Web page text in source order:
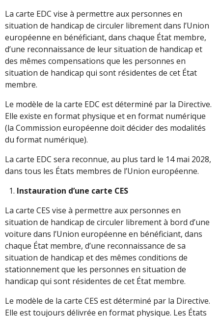
La carte EDC vise à permettre aux personnes en
situation de handicap de circuler librement dans l’Union
européenne en bénéficiant, dans chaque État membre,
d’une reconnaissance de leur situation de handicap et
des mêmes compensations que les personnes en
situation de handicap qui sont résidentes de cet État
membre.
Le modèle de la carte EDC est déterminé par la Directive.
Elle existe en format physique et en format numérique
(la Commission européenne doit décider des modalités
du format numérique).
La carte EDC sera reconnue, au plus tard le 14 mai 2028,
dans tous les États membres de l’Union européenne.
Instauration d’une carte CES
La carte CES vise à permettre aux personnes en
situation de handicap de circuler librement à bord d’une
voiture dans l’Union européenne en bénéficiant, dans
chaque État membre, d’une reconnaissance de sa
situation de handicap et des mêmes conditions de
stationnement que les personnes en situation de
handicap qui sont résidentes de cet État membre.
Le modèle de la carte CES est déterminé par la Directive.
Elle est toujours délivrée en format physique. Les États